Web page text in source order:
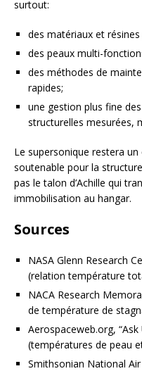
surtout:
des matériaux et
des peaux multi-
des méthodes de
rapides;
une gestion plus fine
structurelles mesurées,
Le supersonique restera un
soutenable pour la
pas le talon d’Achille qui
immobilisation au hangar.
Sources
NASA Glenn Research
(relation température
NACA Research
de température de
Aerospaceweb.org,
(températures de peau
Smithsonian National